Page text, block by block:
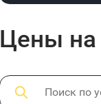
Цены на